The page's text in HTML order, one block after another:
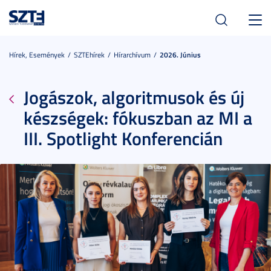
Hírek, Események SZTEhírek Hírarchívum 2026. Június
Jogászok, algoritmusok és új
készségek: fókuszban az MI a
III. Spotlight Konferencián